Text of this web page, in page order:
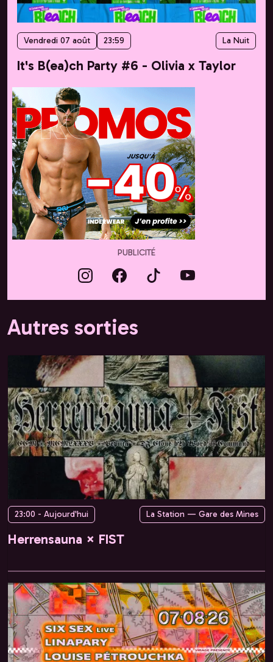
Vendredi 07 août 23:59 La Nuit
It's B(ea)ch Party #6 - Olivia x Taylor
PUBLICITÉ
Autres sorties
23:00 - Aujourd'hui La Station — Gare des Mines
Herrensauna × FIST